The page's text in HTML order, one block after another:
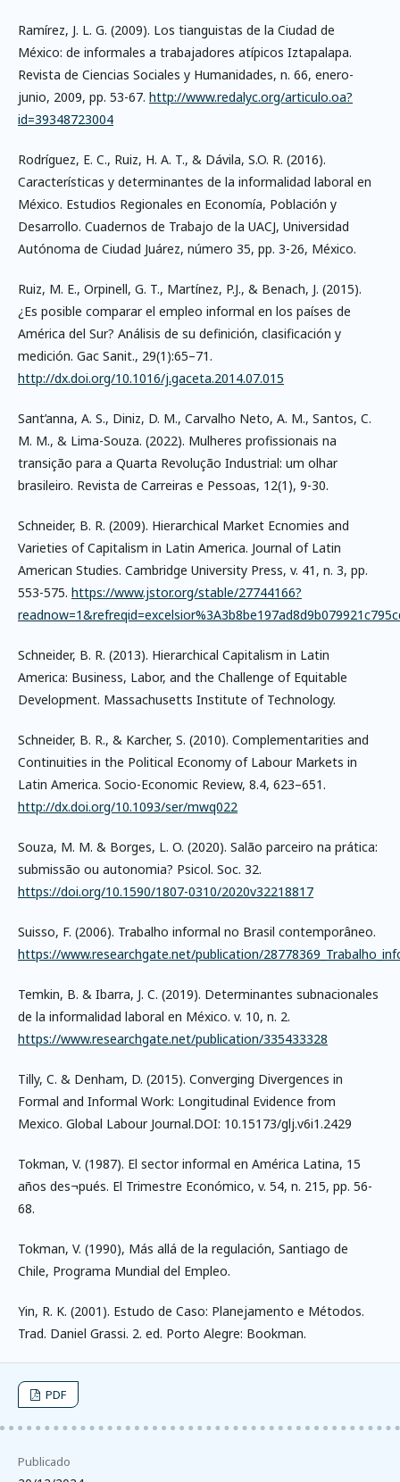
Ramírez, J. L. G. (2009). Los tianguistas de la Ciudad de
México: de informales a trabajadores atípicos Iztapalapa.
Revista de Ciencias Sociales y Humanidades, n. 66, enero-
junio, 2009, pp. 53-67. http://www.redalyc.org/articulo.oa?
id=39348723004
Rodríguez, E. C., Ruiz, H. A. T., & Dávila, S.O. R. (2016).
Características y determinantes de la informalidad laboral en
México. Estudios Regionales en Economía, Población y
Desarrollo. Cuadernos de Trabajo de la UACJ, Universidad
Autónoma de Ciudad Juárez, número 35, pp. 3-26, México.
Ruiz, M. E., Orpinell, G. T., Martínez, P.J., & Benach, J. (2015).
¿Es posible comparar el empleo informal en los países de
América del Sur? Análisis de su definición, clasificación y
medición. Gac Sanit., 29(1):65–71.
http://dx.doi.org/10.1016/j.gaceta.2014.07.015
Sant’anna, A. S., Diniz, D. M., Carvalho Neto, A. M., Santos, C.
M. M., & Lima-Souza. (2022). Mulheres profissionais na
transição para a Quarta Revolução Industrial: um olhar
brasileiro. Revista de Carreiras e Pessoas, 12(1), 9-30.
Schneider, B. R. (2009). Hierarchical Market Ecnomies and
Varieties of Capitalism in Latin America. Journal of Latin
American Studies. Cambridge University Press, v. 41, n. 3, pp.
553-575. https://www.jstor.org/stable/27744166?
Schneider, B. R. (2013). Hierarchical Capitalism in Latin
America: Business, Labor, and the Challenge of Equitable
Development. Massachusetts Institute of Technology.
Schneider, B. R., & Karcher, S. (2010). Complementarities and
Continuities in the Political Economy of Labour Markets in
Latin America. Socio-Economic Review, 8.4, 623–651.
http://dx.doi.org/10.1093/ser/mwq022
Souza, M. M. & Borges, L. O. (2020). Salão parceiro na prática:
submissão ou autonomia? Psicol. Soc. 32.
https://doi.org/10.1590/1807-0310/2020v32218817
Suisso, F. (2006). Trabalho informal no Brasil contemporâneo.
https://www.researchgate.net/publication/
Temkin, B. & Ibarra, J. C. (2019). Determinantes subnacionales
de la informalidad laboral en México. v. 10, n. 2.
https://www.researchgate.net/publication/335433328
Tilly, C. & Denham, D. (2015). Converging Divergences in
Formal and Informal Work: Longitudinal Evidence from
Mexico. Global Labour Journal.DOI: 10.15173/glj.v6i1.2429
Tokman, V. (1987). El sector informal en América Latina, 15
años des¬pués. El Trimestre Económico, v. 54, n. 215, pp. 56-
68.
Tokman, V. (1990), Más allá de la regulación, Santiago de
Chile, Programa Mundial del Empleo.
Yin, R. K. (2001). Estudo de Caso: Planejamento e Métodos.
Trad. Daniel Grassi. 2. ed. Porto Alegre: Bookman.
PDF
Publicado